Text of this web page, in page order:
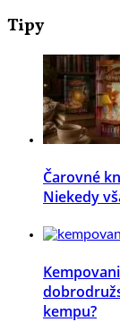
Tipy
Čarovné
Niekedy
kempu?